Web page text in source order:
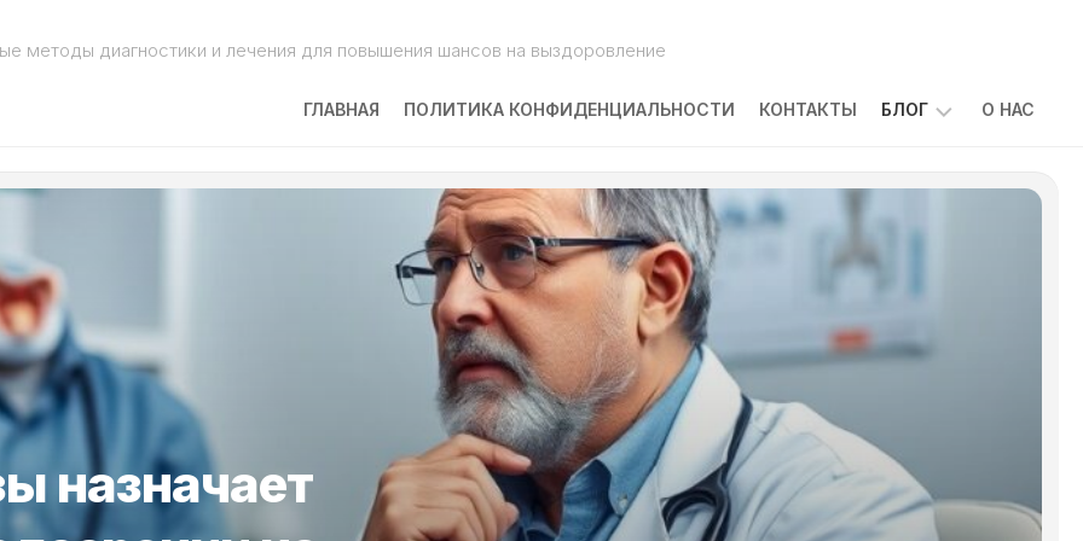
методы диагностики и лечения для повышения шансов на выздоровление
ГЛАВНАЯ ПОЛИТИКА КОНФИДЕНЦИАЛЬНОСТИ КОНТАКТЫ БЛОГ
ПОБОЧНЫЕ
ЛЕЧЕНИЯ
КАК
КАКОВЫ
ПРИЧИНЫ
ЗАБОЛЕВАНИЯ
О НАС
назначает